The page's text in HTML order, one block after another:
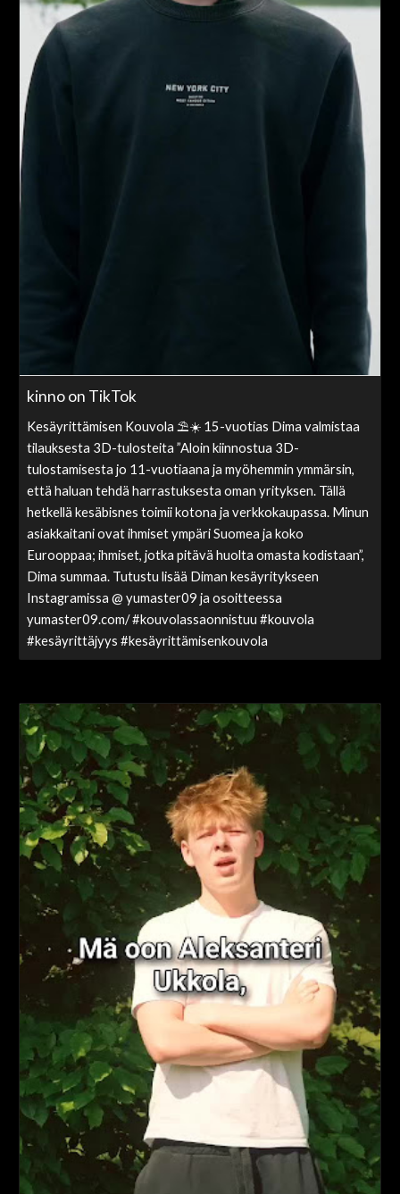
kinno on TikTok
Kesäyrittämisen Kouvola ⛱️☀️ 15-vuotias Dima valmistaa
tilauksesta 3D-tulosteita ”Aloin kiinnostua 3D-
tulostamisesta jo 11-vuotiaana ja myöhemmin ymmärsin,
että haluan tehdä harrastuksesta oman yrityksen. Tällä
hetkellä kesäbisnes toimii kotona ja verkkokaupassa. Minun
asiakkaitani ovat ihmiset ympäri Suomea ja koko
Eurooppaa; ihmiset, jotka pitävä huolta omasta kodistaan”,
Dima summaa. Tutustu lisää Diman kesäyritykseen
Instagramissa @ yumaster09 ja osoitteessa
yumaster09.com/ #kouvolassaonnistuu #kouvola
#kesäyrittäjyys #kesäyrittämisenkouvola